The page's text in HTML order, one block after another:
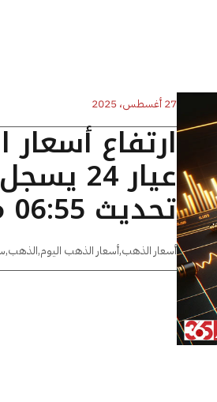
27 أغسطس، 2025
ارتفاع
تحديث 06:55 مساءًا
أسعار الذهب,أسعار الذهب اليوم,الذهب,